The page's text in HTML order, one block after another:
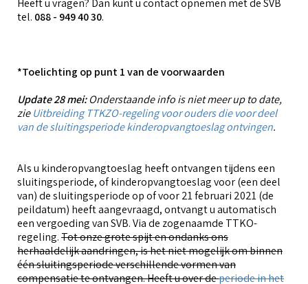
Heeft u vragen? Dan kunt u contact opnemen met de SVB
tel. 088 - 949 40 30.
*Toelichting op punt 1 van de voorwaarden
Update 28 mei:Onderstaande info is niet meer up to date,
zieUitbreiding TTKZO-regeling voor ouders die voor deel
van de sluitingsperiode kinderopvangtoeslag ontvingen.
Als u kinderopvangtoeslag heeft ontvangen tijdens een
sluitingsperiode, of kinderopvangtoeslag voor (een deel
van) de sluitingsperiode op of voor 21 februari 2021 (de
peildatum) heeft aangevraagd, ontvangt u automatisch
een vergoeding van SVB. Via de zogenaamde TTKO-
regeling.Tot onze grote spijt en ondanks ons
herhaaldelijk aandringen, is het niet mogelijk om binnen
één sluitingsperiode verschillende vormen van
compensatie te ontvangen. Heeft u over deperiode in het